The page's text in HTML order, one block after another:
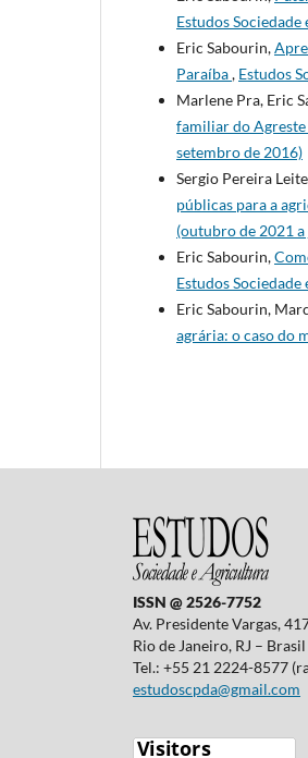
Estudos
Eric Sabourin,
Paraíba, Estudos
Marlene Pra, Eric
familiar do Agreste
setembro de 2016)
Sergio Pereira
públicas para a
(outubro de 2021
Eric Sabourin,
Estudos Sociedade
Eric Sabourin,
agrária: o caso do
ISSN @ 2526-7752
Av. Presidente Vargas,
Rio de Janeiro, RJ –
Tel.: +55 21 2224-8577
estudoscpda@gmail.com